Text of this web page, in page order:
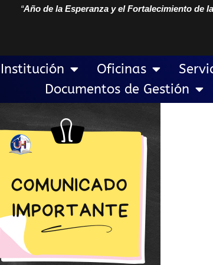
“Año de la Esperanza y el Fortalecimiento de
Institución Oficinas
Documentos de Gestión